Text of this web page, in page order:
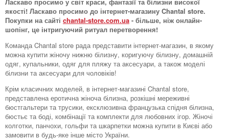
якості! Ласкаво просимо до інтернет-магазину Chantal store.
Покупки на сайті chantal-store.com.ua - більше, ніж онлайн-
шопінг, це інтригуючий ритуал перетворення!
Команда Chantal store рада представити інтернет-магазин, в якому
можна купити жіночу нижню білизну, коригуючу білизну, домашній
одяг, купальники, одяг для пляжу та аксесуари, а також моделі
білизни та аксесуари для чоловіків!
Крім класичних моделей, в інтернет-магазині Chantal store,
представлена ​​еротична жіноча білизна, розкішні мереживні
бюстгальтери та трусики, ексклюзивна французька спідня білизна,
бюстьє та боді, комбінації та комплекти для любовних ігор. Жіночі
колготки, панчохи, гольфи та шкарпетки можна купити в Києві або
замовити в будь-яке інше місто України.